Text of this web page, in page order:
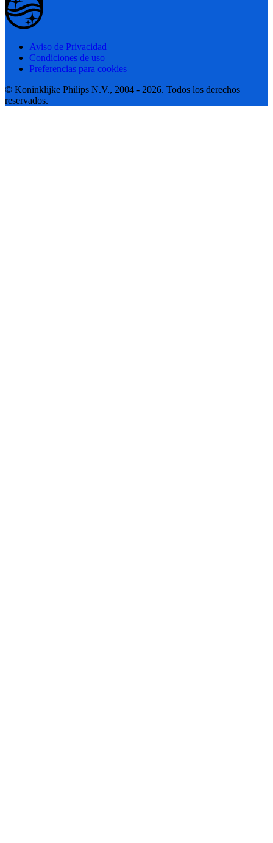
Aviso de Privacidad
Condiciones de uso
Preferencias para cookies
© Koninklijke Philips N.V., 2004 - 2026. Todos los derechos
reservados.